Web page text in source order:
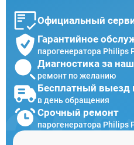
Официальный
Гарантийное
парогенератора Philips
Диагностика за
ремонт по желанию
Бесплатный выезд
в день обращения
Срочный ремонт
парогенератора Philips